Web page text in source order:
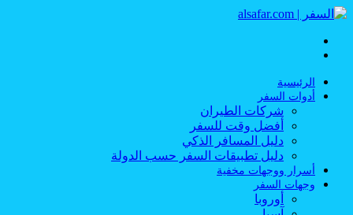
الرئيسية
أدوات السفر
شركات الطيران
أفضل وقت للسفر
دليل المسافر الذكي
دليل تطبيقات السفر حسب الدولة
أسرار ووجهات مخفية
وجهات السفر
أوروبا